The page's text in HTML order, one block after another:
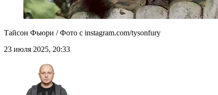
Тайсон Фьюри / Фото с instagram.com/tysonfury
23 июля 2025, 20:33